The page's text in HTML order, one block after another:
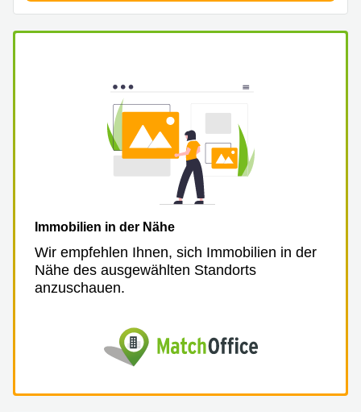
Immobilien in der Nähe
Wir empfehlen Ihnen, sich Immobilien in der
Nähe des ausgewählten Standorts
anzuschauen.